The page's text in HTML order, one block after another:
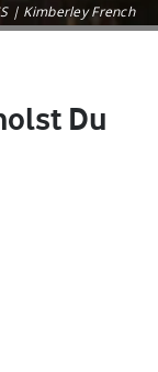
| Kimberley French
Du